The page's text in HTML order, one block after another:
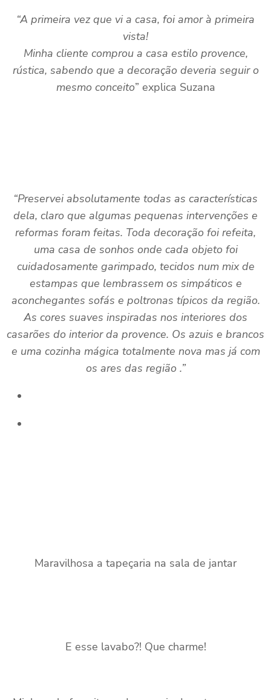
“A primeira vez que vi a casa, foi amor à primeira
vista!
Minha cliente comprou a casa estilo provence,
rústica, sabendo que a decoração deveria seguir o
mesmo conceito” explica Suzana
“Preservei absolutamente todas as características
dela, claro que algumas pequenas intervenções e
reformas foram feitas. Toda decoração foi refeita,
uma casa de sonhos onde cada objeto foi
cuidadosamente garimpado, tecidos num mix de
estampas que lembrassem os simpáticos e
aconchegantes sofás e poltronas típicos da região.
As cores suaves inspiradas nos interiores dos
casarões do interior da provence. Os azuis e brancos
e uma cozinha mágica totalmente nova mas já com
os ares das região .”
Maravilhosa a tapeçaria na sala de jantar
E esse lavabo?! Que charme!